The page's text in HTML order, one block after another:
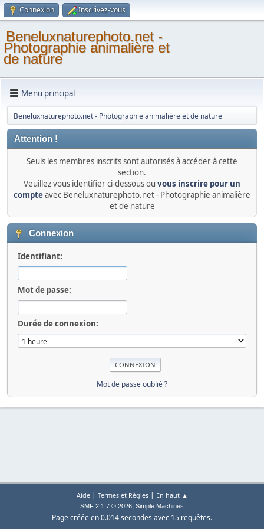
Connexion Inscrivez-vous
Beneluxnaturephoto.net -
Photographie animalière et
de nature
Menu principal
Beneluxnaturephoto.net - Photographie animalière et de nature
Attention !
Seuls les membres inscrits sont autorisés à accéder à cette
section.
Veuillez vous identifier ci-dessous ou vous inscrire pour un
compteavec Beneluxnaturephoto.net - Photographie animalière
et de nature
Connexion
Identifiant:
Mot de passe:
Durée de connexion:
Mot de passe oublié ?
Aide| Termes et Règles| En haut ▲
SMF 2.1.7 © 2026, Simple Machines
Page créée en 0.014 secondes avec 15 requêtes.